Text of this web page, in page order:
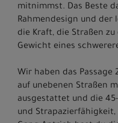
mitnimmst. Das Beste
Rahmendesign und
die Kraft, die Straßen
Gewicht eines
Wir haben das
auf unebenen Straßen
ausgestattet und die
und